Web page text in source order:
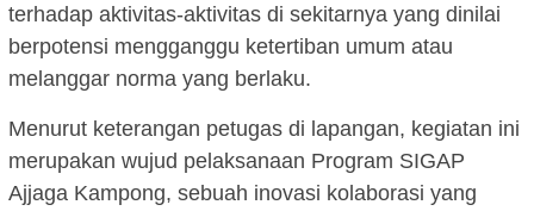
terhadap aktivitas-aktivitas di sekitarnya yang dinilai
berpotensi mengganggu ketertiban umum atau
melanggar norma yang berlaku.
Menurut keterangan petugas di lapangan, kegiatan ini
merupakan wujud pelaksanaan Program SIGAP
Ajjaga Kampong, sebuah inovasi kolaborasi yang